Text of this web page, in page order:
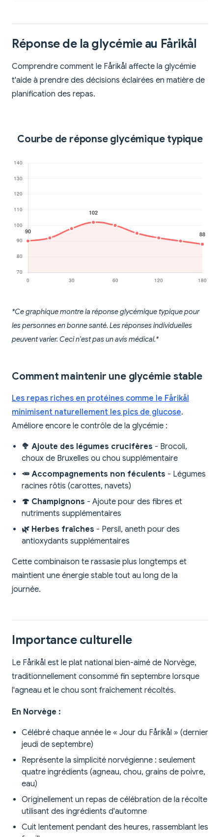
Réponse de la glycémie au Fårikål
Comprendre comment le Fårikål affecte la glycémie
t'aide à prendre des décisions éclairées en matière de
planification des repas.
Courbe de réponse glycémique typique
*Ce graphique montre la réponse glycémique typique pour
les personnes en bonne santé. Les réponses individuelles
peuvent varier. Ceci n'est pas un avis médical.*
Comment maintenir une glycémie stable
Les repas riches en protéines comme le Fårikål
minimisent naturellement les pics de glucose.
Améliore encore le contrôle de la glycémie :
🥦 Ajoute des légumes crucifères - Brocoli,
choux de Bruxelles ou chou supplémentaire
🥕 Accompagnements non féculents - Légumes
racines rôtis (carottes, navets)
🍄 Champignons - Ajoute pour des fibres et
nutriments supplémentaires
🌿 Herbes fraîches - Persil, aneth pour des
antioxydants supplémentaires
Cette combinaison te rassasie plus longtemps et
maintient une énergie stable tout au long de la
journée.
Importance culturelle
Le Fårikål est le plat national bien-aimé de Norvège,
traditionnellement consommé fin septembre lorsque
l'agneau et le chou sont fraîchement récoltés.
En Norvège :
Célébré chaque année le « Jour du Fårikål » (dernier
jeudi de septembre)
Représente la simplicité norvégienne : seulement
quatre ingrédients (agneau, chou, grains de poivre,
eau)
Originellement un repas de célébration de la récolte
utilisant des ingrédients d'automne
Cuit lentement pendant des heures, rassemblant les